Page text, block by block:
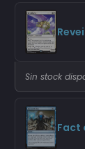
Sin stock
Fact